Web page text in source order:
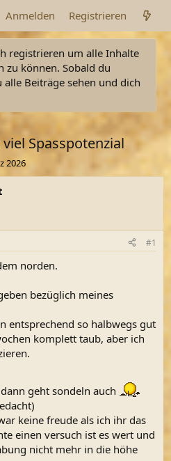
Anmelden Registrieren
registrieren um alle Inhalte
zu können. Sobald du
Beiträge sehen und dich
Spasspotenzial
2026
#1
norden.
bezüglich meines
entsprechend so halbwegs gut
komplett taub, aber ich
geht sondeln auch
keine freude als ich ihr das
einen versuch ist es wert und
nicht mehr in die höhe